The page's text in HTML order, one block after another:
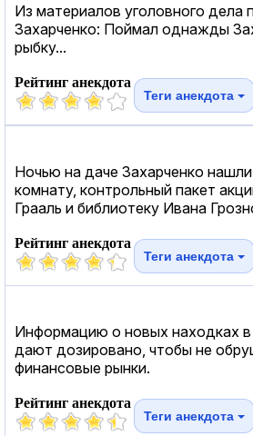
Из материалов уголовного
Захарченко: Поймал однажды
рыбку...
Рейтинг анекдота
Теги анекдота
Ночью на даче Захарченко
комнату, контрольный пакет
Грааль и библиотеку Ивана
Рейтинг анекдота
Теги анекдота
Информацию о новых находках в
дают дозировано, чтобы не
финансовые рынки.
Рейтинг анекдота
Теги анекдота